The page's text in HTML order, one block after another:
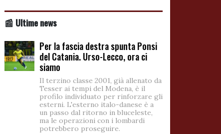
📰 Ultime news
Per la fascia destra spunta Ponsi
del Catania. Urso-Lecco, ora ci
siamo
Il terzino classe 2001, già allenato da
Tesser ai tempi del Modena, è il
profilo individuato per rinforzare gli
esterni. L'esterno italo-danese è a
un passo dal ritorno in bluceleste,
ma le operazioni con i lombardi
potrebbero proseguire.